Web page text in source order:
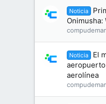
Noticia
Onimusha:
Noticia
El
aerolínea